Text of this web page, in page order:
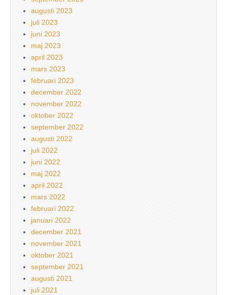
augusti 2023
juli 2023
juni 2023
maj 2023
april 2023
mars 2023
februari 2023
december 2022
november 2022
oktober 2022
september 2022
augusti 2022
juli 2022
juni 2022
maj 2022
april 2022
mars 2022
februari 2022
januari 2022
december 2021
november 2021
oktober 2021
september 2021
augusti 2021
juli 2021